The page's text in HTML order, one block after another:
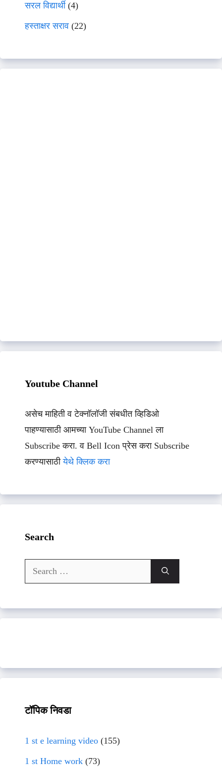
सरल विद्यार्थी(4)
हस्ताक्षर सराव (22)
Youtube Channel
असेच माहिती व टेक्नॉलॉजी संबधीत व्हिडिओ
पाहण्यासाठी आमच्या YouTube Channel ला
Subscribe करा. व Bell Icon प्रेस करा Subscribe
करण्यासाठीयेथे क्लिक करा
Search
Search
for:
टॉपिक निवडा
1 st e learning video (155)
1 st Home work (73)